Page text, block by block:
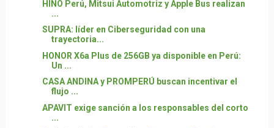
HINO Perú, Mitsui Automotriz y Apple Bus realizan
...
SUPRA: líder en Ciberseguridad con una
trayectoria...
HONOR X6a Plus de 256GB ya disponible en Perú:
Un ...
CASA ANDINA y PROMPERÚ buscan incentivar el
flujo ...
APAVIT exige sanción a los responsables del corto
...